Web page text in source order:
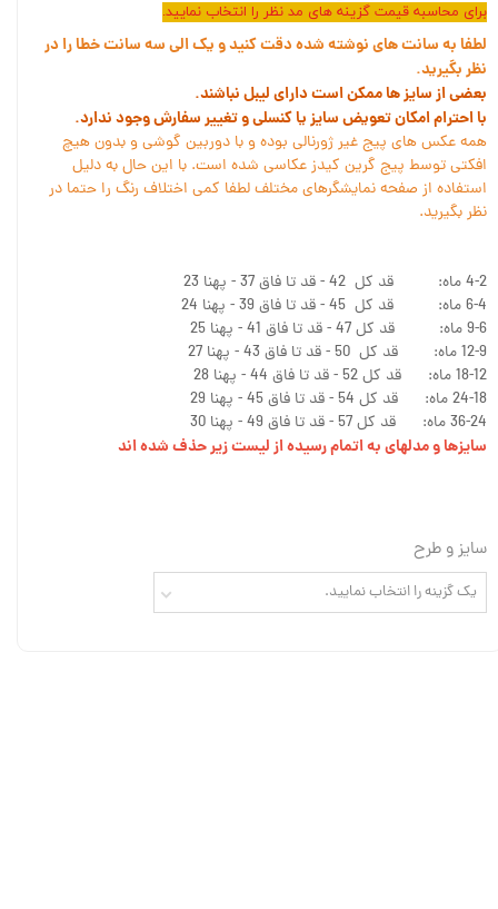
برای محاسبه قیمت گزینه های مد نظر را انتخاب نمایید.
لطفا به سانت های نوشته شده دقت کنید و یک الی سه سانت خطا را در
نظر بگیرید.
بعضی از سایز ها ممکن است دارای لیبل نباشند.
با احترام امکان تعویض سایز یا کنسلی و تغییر سفارش وجود ندارد.
همه عکس های پیج غیر ژورنالی بوده و با دوربین گوشی و بدون هیچ
افکتی توسط پیج گرین کیدز عکاسی شده است. با این حال به دلیل
استفاده از صفحه نمایشگرهای مختلف لطفا کمی اختلاف رنگ را حتما در
نظر بگیرید.
4-2 ماه: قد کل 42 - قد تا فاق 37 - پهنا 23
6-4 ماه: قد کل 45 - قد تا فاق 39 - پهنا 24
9-6 ماه: قد کل 47 - قد تا فاق 41 - پهنا 25
12-9 ماه: قد کل 50 - قد تا فاق 43 - پهنا 27
18-12 ماه: قد کل 52 - قد تا فاق 44 - پهنا 28
24-18 ماه: قد کل 54 - قد تا فاق 45 - پهنا 29
36-24 ماه: قد کل 57 - قد تا فاق 49 - پهنا 30
سایزها و مدلهای به اتمام رسیده از لیست زیر حذف شده اند
سایز و طرح
یک گزینه را انتخاب نمایید.